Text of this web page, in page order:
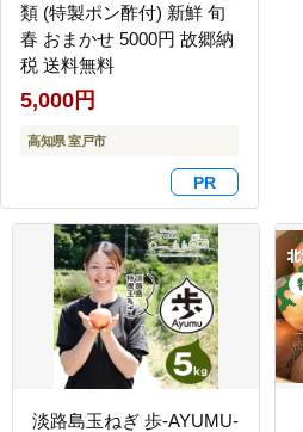
類 (特製ポン酢付) 新鮮 旬
春 おまかせ 5000円 故郷納
税 送料無料
5,000円
高知県 室戸市
淡路島玉ねぎ 歩-AYUMU-